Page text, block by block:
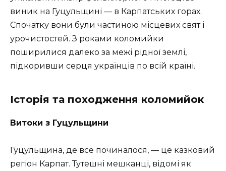
виник на Гуцульщині — в Карпатських горах.
Спочатку вони були частиною місцевих свят і
урочистостей. З роками коломийки
поширилися далеко за межі рідної землі,
підкоривши серця українців по всій країні.
Історія та походження коломийок
Витоки з Гуцульщини
Гуцульщина, де все починалося, — це казковий
регіон Карпат. Тутешні мешканці, відомі як